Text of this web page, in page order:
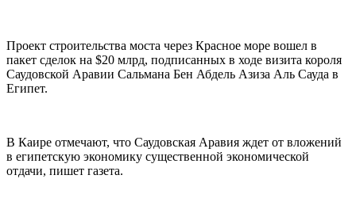
Проект строительства моста через Красное море вошел в
пакет сделок на $20 млрд, подписанных в ходе визита короля
Саудовской Аравии Сальмана Бен Абдель Азиза Аль Сауда в
Египет.
В Каире отмечают, что Саудовская Аравия ждет от вложений
в египетскую экономику существенной экономической
отдачи, пишет газета.